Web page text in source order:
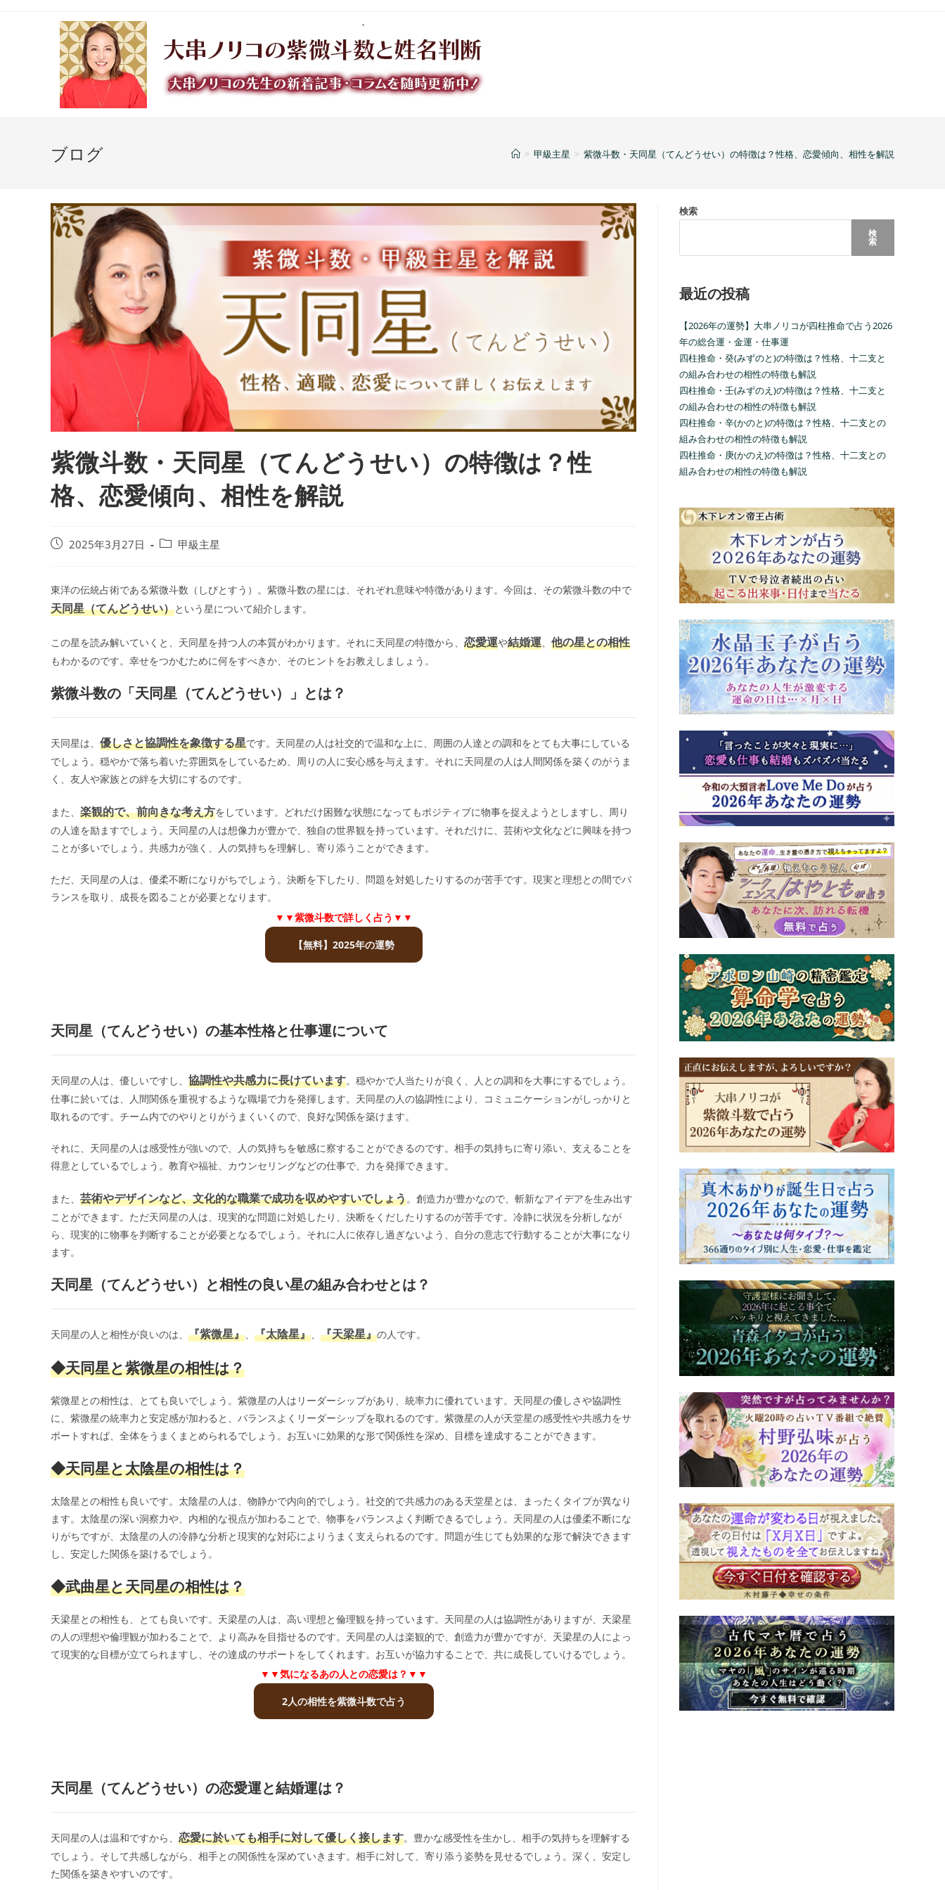
ブログ > 甲級主星 > 紫微斗数・天同星（てんどうせい）の特徴は？性格、恋愛傾向、相性を解説
紫微斗数・天同星（てんどうせい）の特徴は？性
格、恋愛傾向、相性を解説
投
開
日:
2025年3月27日
投
テ
ゴ
リ
甲級主星
東洋の伝統占術である紫微斗数（しびとすう）。紫微斗数の星には、それぞれ意味や特徴があります。今回は、その紫微斗数の中で
天同星（てんどうせい）という星について紹介します。
この星を読み解いていくと、天同星を持つ人の本質がわかります。それに天同星の特徴から、 恋愛運や結婚運、 他の星との相性
もわかるのです。幸せをつかむために何をすべきか、そのヒントをお教えしましょう。
紫微斗数の「天同星（てんどうせい）」とは？
天同星は、 優しさと協調性を象徴する星です。天同星の人は社交的で温和な上に、周囲の人達との調和をとても大事にしている
でしょう。穏やかで落ち着いた雰囲気をしているため、周りの人に安心感を与えます。それに天同星の人は人間関係を築くのがうま
く、友人や家族との絆を大切にするのです。
また、 楽観的で、前向きな考え方をしています。どれだけ困難な状態になってもポジティブに物事を捉えようとしますし、周り
の人達を励ますでしょう。天同星の人は想像力が豊かで、独自の世界観を持っています。それだけに、芸術や文化などに興味を持つ
ことが多いでしょう。共感力が強く、人の気持ちを理解し、寄り添うことができます。
ただ、天同星の人は、優柔不断になりがちでしょう。決断を下したり、問題を対処したりするのが苦手です。現実と理想との間でバ
ランスを取り、成長を図ることが必要となります。
▼▼紫微斗数で詳しく占う▼▼
【無料】2025年の運勢
天同星（てんどうせい）の基本性格と仕事運について
天同星の人は、優しいですし、 協調性や共感力に長けています。穏やかで人当たりが良く、人との調和を大事にするでしょう。
仕事に於いては、人間関係を重視するような職場で力を発揮します。天同星の人の協調性により、コミュニケーションがしっかりと
取れるのです。チーム内でのやりとりがうまくいくので、良好な関係を築けます。
それに、天同星の人は感受性が強いので、人の気持ちを敏感に察することができるのです。相手の気持ちに寄り添い、支えることを
得意としているでしょう。教育や福祉、カウンセリングなどの仕事で、力を発揮できます。
また、 芸術やデザインなど、文化的な職業で成功を収めやすいでしょう。創造力が豊かなので、斬新なアイデアを生み出す
ことができます。ただ天同星の人は、現実的な問題に対処したり、決断をくだしたりするのが苦手です。冷静に状況を分析しなが
ら、現実的に物事を判断することが必要となるでしょう。それに人に依存し過ぎないよう、自分の意志で行動することが大事になり
ます。
天同星（てんどうせい）と相性の良い星の組み合わせとは？
天同星の人と相性が良いのは、 『紫微星』、 『太陰星』、 『天梁星』の人です。
◆天同星と紫微星の相性は？
紫微星との相性は、とても良いでしょう。紫微星の人はリーダーシップがあり、統率力に優れています。天同星の優しさや協調性
に、紫微星の統率力と安定感が加わると、バランスよくリーダーシップを取れるのです。紫微星の人が天堂星の感受性や共感力をサ
ポートすれば、全体をうまくまとめられるでしょう。お互いに効果的な形で関係性を深め、目標を達成することができます。
◆天同星と太陰星の相性は？
太陰星との相性も良いです。太陰星の人は、物静かで内向的でしょう。社交的で共感力のある天堂星とは、まったくタイプが異なり
ます。太陰星の深い洞察力や、内相的な視点が加わることで、物事をバランスよく判断できるでしょう。天同星の人は優柔不断にな
りがちですが、太陰星の人の冷静な分析と現実的な対応によりうまく支えられるのです。問題が生じても効果的な形で解決できます
し、安定した関係を築けるでしょう。
◆武曲星と天同星の相性は？
天梁星との相性も、とても良いです。天梁星の人は、高い理想と倫理観を持っています。天同星の人は協調性がありますが、天梁星
の人の理想や倫理観が加わることで、より高みを目指せるのです。天同星の人は楽観的で、創造力が豊かですが、天梁星の人によっ
て現実的な目標が立てられますし、その達成のサポートをしてくれます。お互いが協力することで、共に成長していけるでしょう。
▼▼気になるあの人との恋愛は？▼▼
2人の相性を紫微斗数で占う
天同星（てんどうせい）の恋愛運と結婚運は？
天同星の人は温和ですから、 恋愛に於いても相手に対して優しく接します。豊かな感受性を生かし、相手の気持ちを理解する
でしょう。そして共感しながら、相手との関係性を深めていきます。相手に対して、寄り添う姿勢を見せるでしょう。深く、安定し
た関係を築きやすいのです。
検索
検
索
最近の投稿
【2026年の運勢】大串ノリコが四柱推命で占う2026
年の総合運・金運・仕事運
四柱推命・癸(みずのと)の特徴は？性格、十二支と
の組み合わせの相性の特徴も解説
四柱推命・壬(みずのえ)の特徴は？性格、十二支と
の組み合わせの相性の特徴も解説
四柱推命・辛(かのと)の特徴は？性格、十二支との
組み合わせの相性の特徴も解説
四柱推命・庚(かのえ)の特徴は？性格、十二支との
組み合わせの相性の特徴も解説